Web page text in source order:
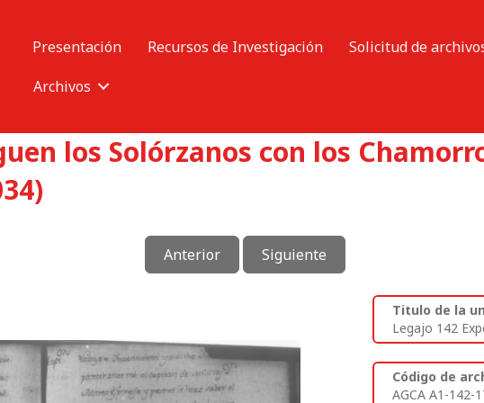
Presentación Recursos de Investigación Solicitud de
Archivos
los Solórzanos con los
Anterior Siguiente
Titulo de la
Legajo 142
Código de
AGCA A1-142-